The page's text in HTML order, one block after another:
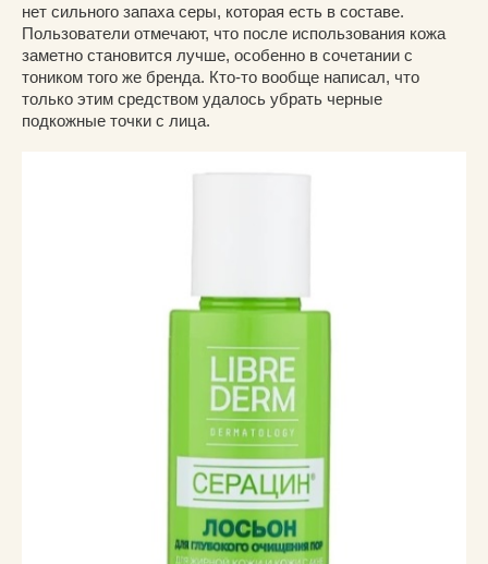
нет сильного запаха серы, которая есть в составе.
Пользователи отмечают, что после использования кожа
заметно становится лучше, особенно в сочетании с
тоником того же бренда. Кто-то вообще написал, что
только этим средством удалось убрать черные
подкожные точки с лица.